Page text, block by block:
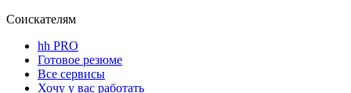
Соискателям
hh PRO
Готовое резюме
Все сервисы
Хочу у вас работать